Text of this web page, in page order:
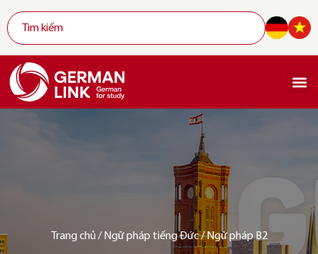
Trang chủ/ Ngữ pháp tiếng Đức/Ngữ pháp B2